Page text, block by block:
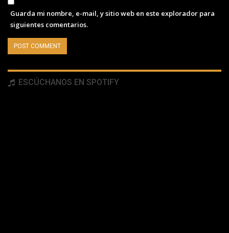
Guarda mi nombre, e-mail, y sitio web en este explorador para
siguientes comentarios.
ESCÚCHANOS EN SPOTIFY